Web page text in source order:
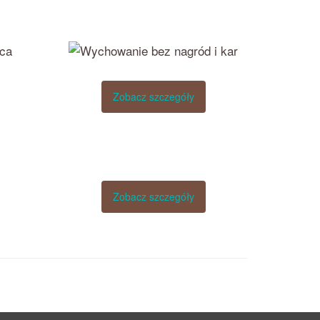
Zobacz szczegóły
Zobacz szczegóły